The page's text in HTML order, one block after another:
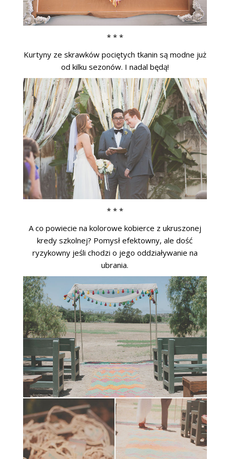
* * *
Kurtyny ze skrawków pociętych tkanin są modne już
od kilku sezonów. I nadal będą!
* * *
A co powiecie na kolorowe kobierce z ukruszonej
kredy szkolnej? Pomysł efektowny, ale dość
ryzykowny jeśli chodzi o jego oddziaływanie na
ubrania.